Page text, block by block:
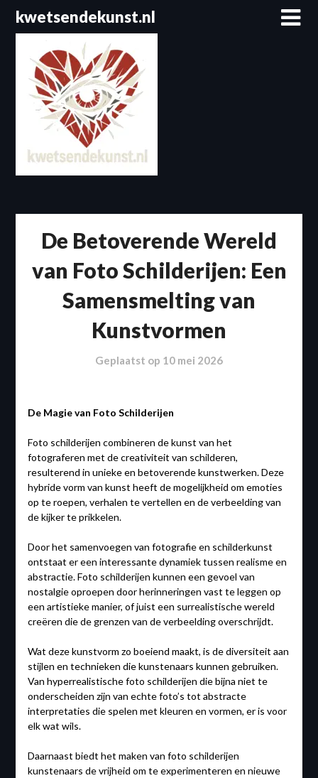
Spring
naar
inhoud
kwetsendekunst.nl
De Betoverende Wereld
van Foto Schilderijen: Een
Samensmelting van
Kunstvormen
Geplaatst op 10 mei 2026
De Magie van Foto Schilderijen
Foto schilderijen combineren de kunst van het
fotograferen met de creativiteit van schilderen,
resulterend in unieke en betoverende kunstwerken. Deze
hybride vorm van kunst heeft de mogelijkheid om emoties
op te roepen, verhalen te vertellen en de verbeelding van
de kijker te prikkelen.
Door het samenvoegen van fotografie en schilderkunst
ontstaat er een interessante dynamiek tussen realisme en
abstractie. Foto schilderijen kunnen een gevoel van
nostalgie oproepen door herinneringen vast te leggen op
een artistieke manier, of juist een surrealistische wereld
creëren die de grenzen van de verbeelding overschrijdt.
Wat deze kunstvorm zo boeiend maakt, is de diversiteit aan
stijlen en technieken die kunstenaars kunnen gebruiken.
Van hyperrealistische foto schilderijen die bijna niet te
onderscheiden zijn van echte foto’s tot abstracte
interpretaties die spelen met kleuren en vormen, er is voor
elk wat wils.
Daarnaast biedt het maken van foto schilderijen
kunstenaars de vrijheid om te experimenteren en nieuwe